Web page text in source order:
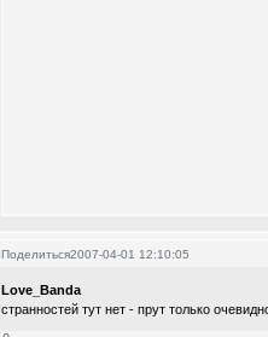
Поделиться2007-04-01 12:10:05
Love_Banda
странностей тут нет - прут только